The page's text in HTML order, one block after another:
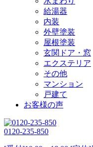
給湯器
内装
外壁塗装
屋根塗装
玄関ドア・窓
エクステリア
その他
マンション
戸建て
お客様の声
0120-235-850